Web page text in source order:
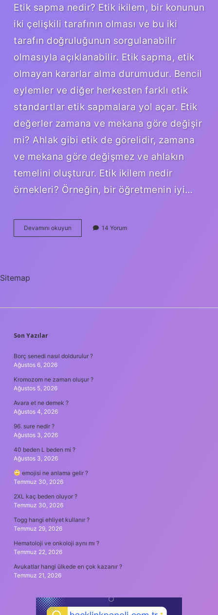
Etik sapma nedir? Etik ikilem, bir konunun
iki çelişkili tarafının olması ve bu iki
tarafın doğruluğunun sorgulanabilir
olmasıyla açıklanabilir. Etik sapma, etik
olmayan kararlar alma durumudur. Bencil
eylemler ve diğer herkesten farklı etik
standartlar etik sapmalara yol açar. Etik
değerler zamana ve mekana göre değişir
mi? Ahlak gibi etik de görelidir, zamana
ve mekana göre değişmez ve ahlakın
temelini oluşturur. Etik ikilem nedir
örnekleri? Örneğin, bir öğretmenin iyi…
Devamını okuyun
Sapma
14 Yorum
Sitemap
SIDEBAR
Son Yazılar
Borç senedi nasıl doldurulur ?
Ağustos 6, 2026
Kromozom ne zaman oluşur ?
Ağustos 5, 2026
Avara et ne demek ?
Ağustos 4, 2026
96. sure nedir ?
Ağustos 3, 2026
40 beden L beden mi ?
Ağustos 3, 2026
emojisi ne anlama gelir ?
Temmuz 30, 2026
2XL kaç beden oluyor ?
Temmuz 30, 2026
Togg hangi ehliyet kullanır ?
Temmuz 29, 2026
Hematoloji ve onkoloji aynı mı ?
Temmuz 22, 2026
Avukatlar hangi ülkede en çok kazanır ?
Temmuz 21, 2026